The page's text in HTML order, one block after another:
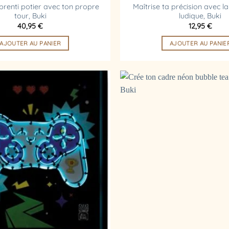
potier avec ton propre
tour, Buki
40,95€
AJOUTER AU PANIER
Maîtrise ta précision avec
ludique, Buki
12,95 €
AJOUTER AU
Ajouter
à la
liste
d’envies